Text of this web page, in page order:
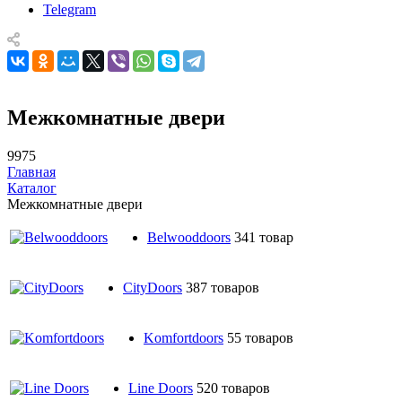
Telegram
Межкомнатные двери
9975
Главная
Каталог
Межкомнатные двери
Belwooddoors 341 товар
CityDoors 387 товаров
Komfortdoors 55 товаров
Line Doors 520 товаров